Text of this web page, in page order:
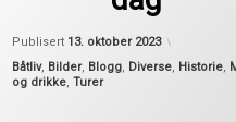
Publisert 13. oktober 2023
Kategorier:
Båtliv, Bilder, Blogg, Diverse, Historie,
og drikke, Turer
skoleboller